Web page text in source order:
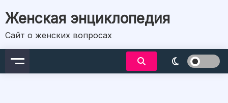
to
content
Женская энциклопедия
Сайт о женских вопросах